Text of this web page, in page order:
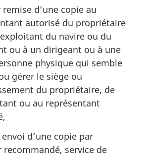
remise d’une copie au
autorisé du propriétaire
du navire ou du
ou à un dirigeant ou à une
physique qui semble
gérer le siège ou
du propriétaire, de
ou au représentant
d’une copie par
recommandé, service de